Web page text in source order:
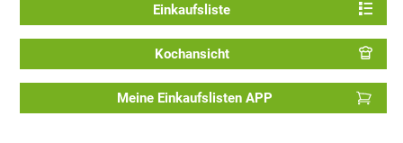
Einkaufsliste
Kochansicht
Meine Einkaufslisten APP